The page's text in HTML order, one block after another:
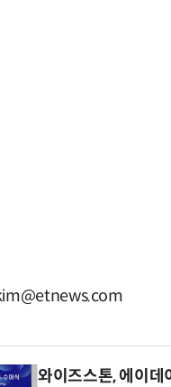
와이즈스톤, 에이데